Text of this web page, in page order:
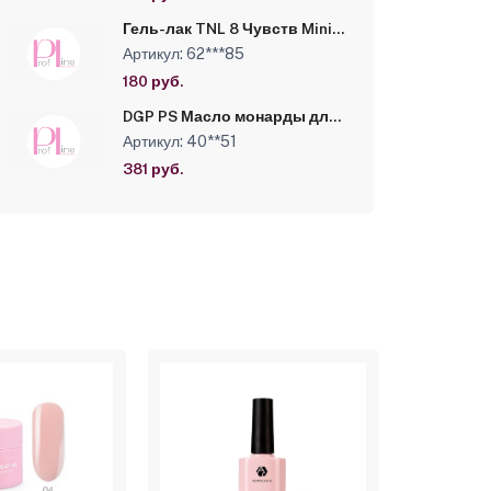
Гель-лак TNL 8 Чувств Mini
№022 - персидский
розовый (6 мл)
Артикул: 62***85
180 руб.
DGP PS Масло монарды для
ногтей и кутикулы 10 мл
Артикул: 40**51
381 руб.